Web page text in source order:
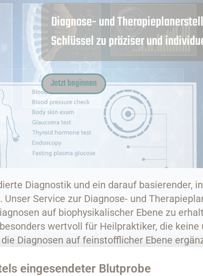
Diagnose- und
Schlüssel zu präziser und
Jetzt beginnen
Diagnostik und ein darauf basierender,
Service zur Diagnose- und
auf biophysikalischer Ebene zu
wertvoll für Heilpraktiker, die keine
Diagnosen auf feinstofflicher Ebene
eingesendeter Blutprobe